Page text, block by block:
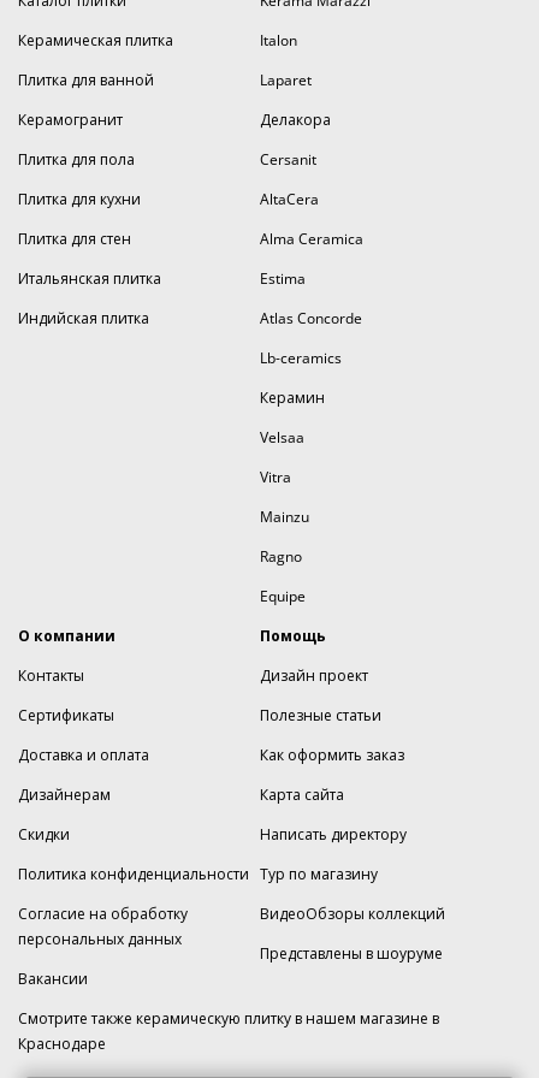
Мы осуществляем доставку заказов по указанному
клиентом адресу в пределах Москвы и близлежащих
регионов. Цена данной услуги указана в соответствующем
разделе сайта. Транспортировка продукции в иные регионы
оказывающих логистические услуги.
Для уточнения продажи или иной информации Вы можете
илителефону. Более подробную информацию смотрите в
разделе«Контакты»
Керамическая плитка
Плитка для ванной
Керамогранит
Плитка для пола
Плитка для кухни
Плитка для стен
Итальянская плитка
Индийская плитка
Italon
Laparet
Делакора
Cersanit
AltaCera
Alma Ceramica
Estima
Atlas Concorde
Lb-ceramics
Керамин
Velsaa
Vitra
Mainzu
Ragno
Equipe
О компании
Контакты
Сертификаты
Доставка и оплата
Дизайнерам
Скидки
Политика конфиденциальности
Согласие на обработку
персональных данных
Вакансии
Помощь
Дизайн проект
Полезные статьи
Как оформить заказ
Карта сайта
Написать директору
Тур по магазину
ВидеоОбзоры коллекций
Представлены в шоуруме
Смотрите также керамическую плитку в нашем магазине в
Краснодаре